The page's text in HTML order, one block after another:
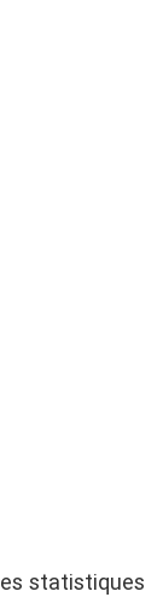
statistiques